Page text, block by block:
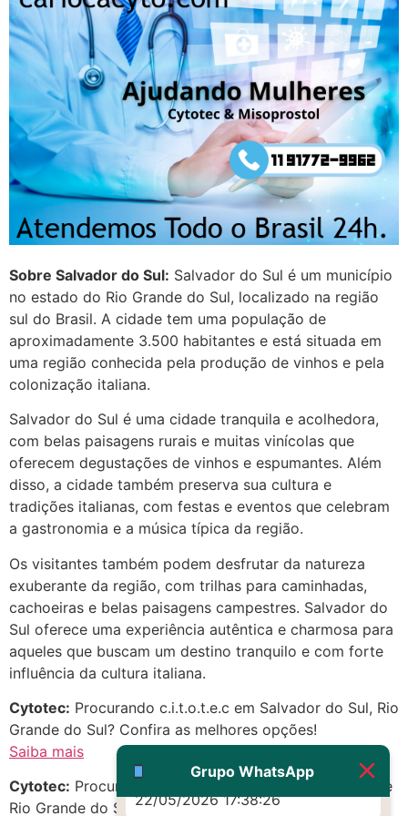
Sobre Salvador do Sul: Salvador do Sul é um município
no estado do Rio Grande do Sul, localizado na região
sul do Brasil. A cidade tem uma população de
aproximadamente 3.500 habitantes e está situada em
uma região conhecida pela produção de vinhos e pela
colonização italiana.
Salvador do Sul é uma cidade tranquila e acolhedora,
com belas paisagens rurais e muitas vinícolas que
oferecem degustações de vinhos e espumantes. Além
disso, a cidade também preserva sua cultura e
tradições italianas, com festas e eventos que celebram
a gastronomia e a música típica da região.
Os visitantes também podem desfrutar da natureza
exuberante da região, com trilhas para caminhadas,
cachoeiras e belas paisagens campestres. Salvador do
Sul oferece uma experiência autêntica e charmosa para
aqueles que buscam um destino tranquilo e com forte
influência da cultura italiana.
Cytotec: Procurando c.i.t.o.t.e.c em Salvador do Sul, Rio
Grande do Sul? Confira as melhores opções!
Saiba mais
Cytotec: Procurando Citotec Misoprostol no estado de
Rio Grande do Sul? Descubra oportunidades incríveis!
Grupo WhatsApp
Entao q seja
22/05/2026 17:09:25
G (1199866**** em
http://www.proaborto.com)
Mulheres vocês sabem dizer
quem já tomou os remédio se
depois que para de menstruar
começa a sair um líquido
transparente, se é normal ?
22/05/2026 17:10:05
(879121**** em
http://www.proaborto.com)
Deve ser normal
22/05/2026 17:19:15
(879121**** em
http://www.proaborto.com)
Eu acho, não sei
22/05/2026 17:19:16
(879121**** em
http://www.proaborto.com)
Deve ser um corrimento normal
mesmo
22/05/2026 17:19:47
G (1199866**** em
http://www.proaborto.com)
Muito obrigadaaaaa
22/05/2026 17:38:26